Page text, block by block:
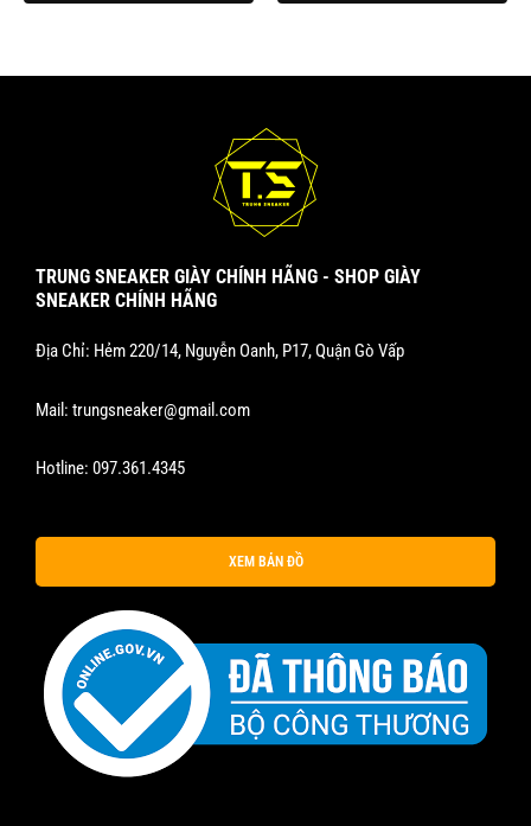
sản
TRUNG SNEAKER GIÀY CHÍNH HÃNG - SHOP GIÀY
SNEAKER CHÍNH HÃNG
Địa Chỉ: Hẻm 220/14, Nguyễn Oanh, P17, Quận Gò Vấp
Mail: trungsneaker@gmail.com
Hotline: 097.361.4345
XEM BẢN ĐỒ